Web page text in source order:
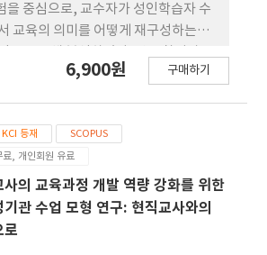
을 중심으로, 교수자가 성인학습자 수
교육의 의미를 어떻게 재구성하는지
업 경험이 있는 교수자이며, 자료는 심
과정 중심적 재구성, 그리고 교수 실
나타났다. 첫째, 공정성은 동일 기준
아니라 학습자 의 삶의 조건을 고려하
으로 재구성되었다. 둘째, 교수자의 역
중심에서 학습자의 삶과 학습 경험을
6,900원 구매하기
KCI 등재
SCOPUS
료, 개인회원 유료
사의 교육과정 개발 역량 강화를 위한
관 수업 모형 연구: 현직교사와의
로